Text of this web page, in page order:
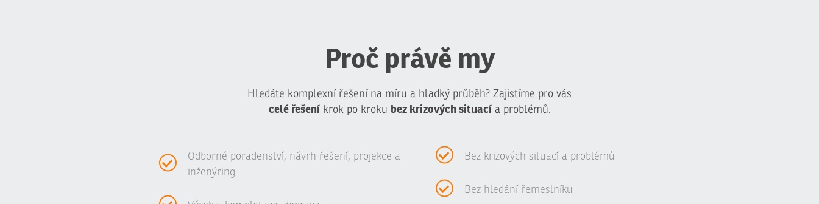
Proč právě my
Hledáte komplexní řešení na míru a hladký průběh? Zajistíme pro vás
celé řešeníkrok po kroku bez krizových situacía problémů.
Odborné poradenství, návrh řešení, projekce a
inženýring
Bez krizových situací a problémů
Bez hledání řemeslníků